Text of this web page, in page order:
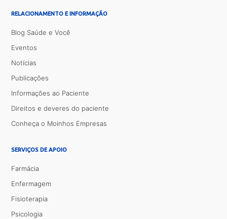
RELACIONAMENTO E INFORMAÇÃO
Blog Saúde e Você
Eventos
Notícias
Publicações
Informações ao Paciente
Direitos e deveres do paciente
Conheça o Moinhos Empresas
SERVIÇOS DE APOIO
Farmácia
Enfermagem
Fisioterapia
Psicologia